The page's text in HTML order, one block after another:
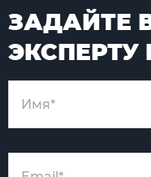
ЗАДАЙТЕ
ЭКСПЕРТУ